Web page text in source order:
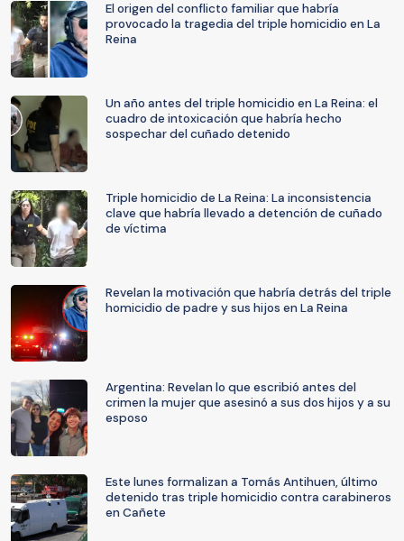
El origen del conflicto familiar que habría
provocado la tragedia del triple homicidio en La
Reina
Un año antes del triple homicidio en La Reina: el
cuadro de intoxicación que habría hecho
sospechar del cuñado detenido
Triple homicidio de La Reina: La inconsistencia
clave que habría llevado a detención de cuñado
de víctima
Revelan la motivación que habría detrás del triple
homicidio de padre y sus hijos en La Reina
Argentina: Revelan lo que escribió antes del
crimen la mujer que asesinó a sus dos hijos y a su
esposo
Este lunes formalizan a Tomás Antihuen, último
detenido tras triple homicidio contra carabineros
en Cañete